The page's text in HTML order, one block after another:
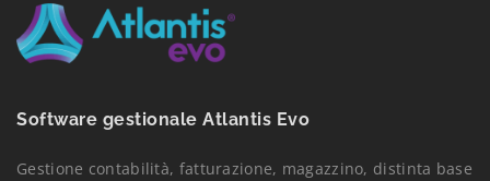
Software gestionale Atlantis Evo
Gestione contabilità, fatturazione, magazzino, distinta base